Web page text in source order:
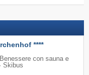
****
con sauna e
Skibus